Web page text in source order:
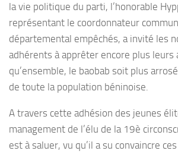
la vie politique du parti, l’honorable
représentant le coordonnateur
départemental empêchés, a invité les
adhérents à apprêter encore plus leurs
qu’ensemble, le baobab soit plus
de toute la population béninoise.
A travers cette adhésion des jeunes
management de l’élu de la 19è
est à saluer, vu qu’il a su convaincre